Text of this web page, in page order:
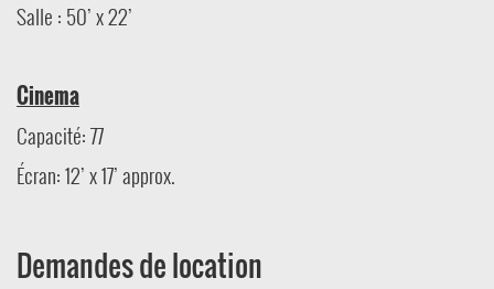
Salle : 50’ x 22’
Cinema
Capacité: 77
Écran: 12’ x 17’ approx.
Demandes de location